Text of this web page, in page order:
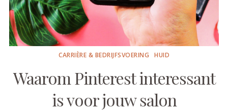
CARRIÈRE & BEDRIJFSVOERING HUID
Waarom Pinterest interessant
is voor jouw salon